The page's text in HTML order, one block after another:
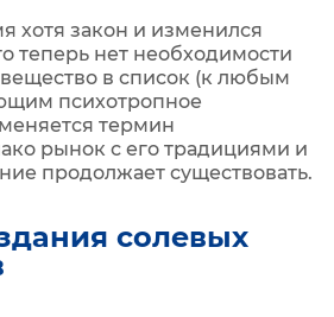
хотя закон и изменился
теперь нет необходимости
в список (к любым
психотропное
термин
рынок с его традициями и
продолжает существовать.
солевых